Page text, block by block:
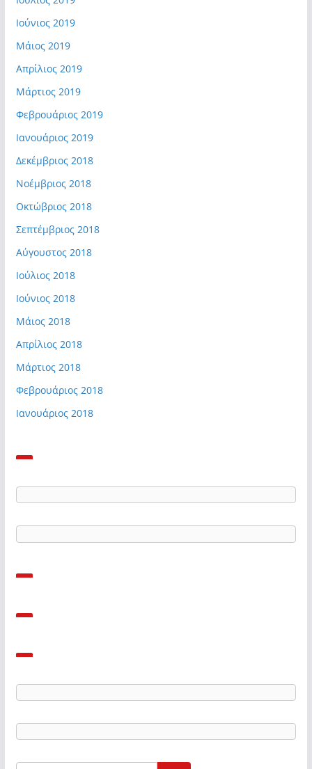
Ιούνιος 2019
Μάιος 2019
Απρίλιος 2019
Μάρτιος 2019
Φεβρουάριος 2019
Ιανουάριος 2019
Δεκέμβριος 2018
Νοέμβριος 2018
Οκτώβριος 2018
Σεπτέμβριος 2018
Αύγουστος 2018
Ιούλιος 2018
Ιούνιος 2018
Μάιος 2018
Απρίλιος 2018
Μάρτιος 2018
Φεβρουάριος 2018
Ιανουάριος 2018